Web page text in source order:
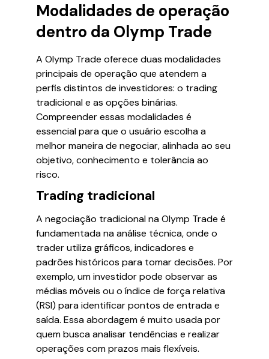
Modalidades de operação
dentro da Olymp Trade
A Olymp Trade oferece duas modalidades
principais de operação que atendem a
perfis distintos de investidores: o trading
tradicional e as opções binárias.
Compreender essas modalidades é
essencial para que o usuário escolha a
melhor maneira de negociar, alinhada ao seu
objetivo, conhecimento e tolerância ao
risco.
Trading tradicional
A negociação tradicional na Olymp Trade é
fundamentada na análise técnica, onde o
trader utiliza gráficos, indicadores e
padrões históricos para tomar decisões. Por
exemplo, um investidor pode observar as
médias móveis ou o índice de força relativa
(RSI) para identificar pontos de entrada e
saída. Essa abordagem é muito usada por
quem busca analisar tendências e realizar
operações com prazos mais flexíveis.